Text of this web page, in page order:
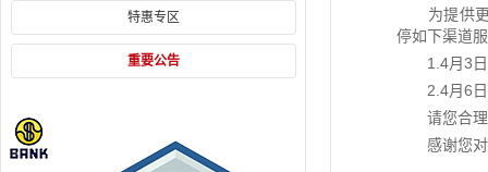
特惠专区
重要公告
为提供更
停如下渠道
1.4月3日
2.4月6日
请您合理
感谢您对